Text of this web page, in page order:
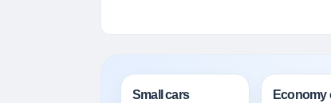
Small cars Economy